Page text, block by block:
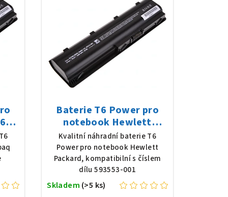
Baterie T6 Power pro
notebook Hewlett
Packard 593553-001, Li-
Ion, 10,8 V, 5200 mAh (56
Wh), černá
Kvalitní náhradní baterie T6
Power pro notebook Hewlett
Packard, kompatibilní s číslem
dílu 593553-001
Skladem (>5 ks)